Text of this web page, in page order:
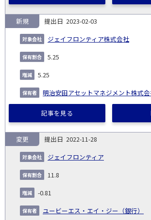
2023-02-03
ジェイフロンティア株式会社
新規
5.25
5.25
明治安田アセットマネジメント株式
記事を見る
2022-11-28
ジェイフロンティア
変更
11.8
-0.81
ユービーエス・エイ・ジー（銀行）